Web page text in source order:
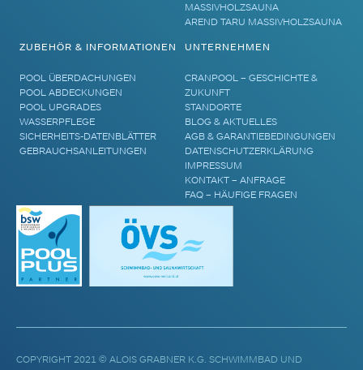
MASSIVHOLZSAUNA
AREND TARU MASSIVHOLZSAUNA
ZUBEHÖR & INFORMATIONEN
POOL ÜBERDACHUNGEN
POOL ABDECKUNGEN
POOL UPGRADES
WASSERPFLEGE
SICHERHEITS-DATENBLÄTTER
GEBRAUCHSANLEITUNGEN
UNTERNEHMEN
CRANPOOL – GESCHICHTE &
ZUKUNFT
STANDORTE
BLOG & AKTUELLES
AGB & GARANTIEBEDINGUNGEN
DATENSCHUTZERKLÄRUNG
IMPRESSUM
KONTAKT – ANFRAGE
FAQ – HÄUFIGE FRAGEN
COPYRIGHT 2021 © ALOIS GRABNER K.G. SCHWIMMBAD UND